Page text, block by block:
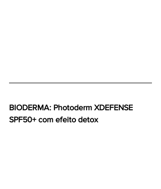
BIODERMA: Photoderm XDEFENSE
SPF50+ com efeito detox